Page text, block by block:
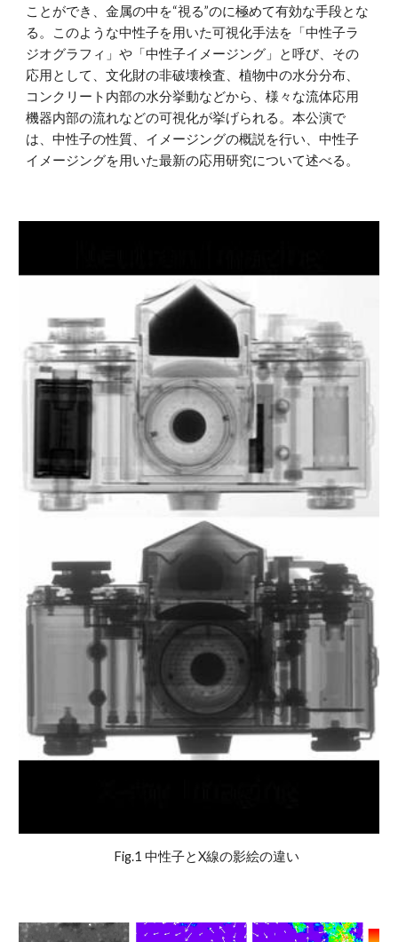
ことができ、金属の中を“視る”のに極めて有効な手段とな
る。このような中性子を用いた可視化手法を「中性子ラ
ジオグラフィ」や「中性子イメージング」と呼び、その
応用として、文化財の非破壊検査、植物中の水分分布、
コンクリート内部の水分挙動などから、様々な流体応用
機器内部の流れなどの可視化が挙げられる。本公演で
は、中性子の性質、イメージングの概説を行い、中性子
イメージングを用いた最新の応用研究について述べる。
Fig.1 中性子とX線の影絵の違い